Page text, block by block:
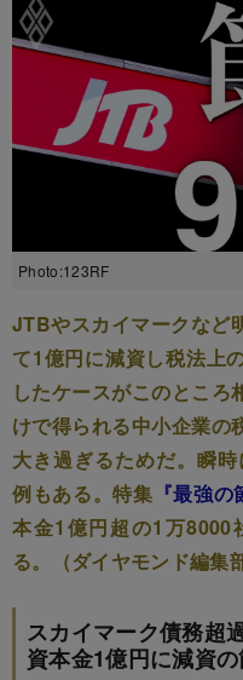
Photo:123RF
JTBやスカイマークなど
て1億円に減資し税法上
したケースがこのところ
けで得られる中小企業の
大き過ぎるためだ。瞬
例もある。特集 『最強の
本金1億円超の1万8000
る。（ダイヤモンド編集
スカイマーク債務超
資本金1億円に減資の